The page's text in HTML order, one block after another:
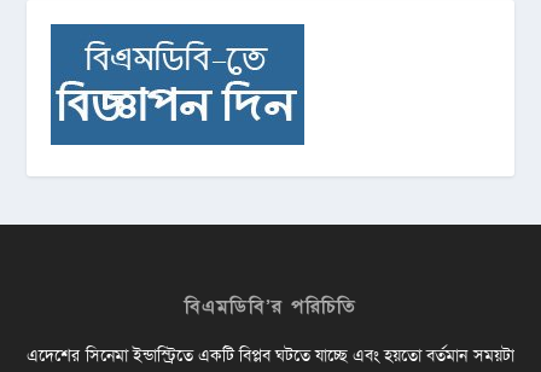
বিএমডিবি’র পরিচিতি
এদেশের সিনেমা ইন্ডাস্ট্রিতে একটি বিপ্লব ঘটতে যাচ্ছে এবং হয়তো বর্তমান সময়টা